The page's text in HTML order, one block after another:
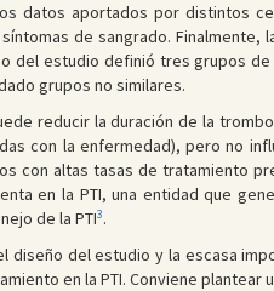
datos aportados por distintos
de sangrado.
del estudio definió tres grupos
grupos no similares.
reducir la duración de la
con la enfermedad), pero no
con altas tasas de tratamiento
en la PTI, una entidad que
de la PTI3.
diseño del estudio y la escasa
en la PTI. Conviene